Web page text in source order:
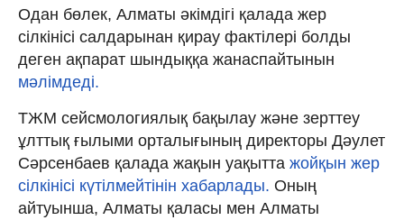
Одан бөлек, Алматы әкімдігі қалада жер
сілкінісі салдарынан қирау фактілері болды
деген ақпарат шындыққа жанаспайтынын
мәлімдеді.
ТЖМ сейсмологиялық бақылау және зерттеу
ұлттық ғылыми орталығының директоры Дәулет
Сәрсенбаев қалада жақын уақытта жойқын жер
сілкінісі күтілмейтінін хабарлады. Оның
айтуынша, Алматы қаласы мен Алматы